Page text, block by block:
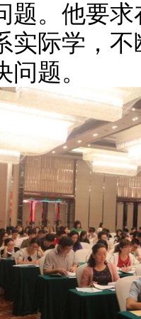
题。他要求
实际学，
问题。